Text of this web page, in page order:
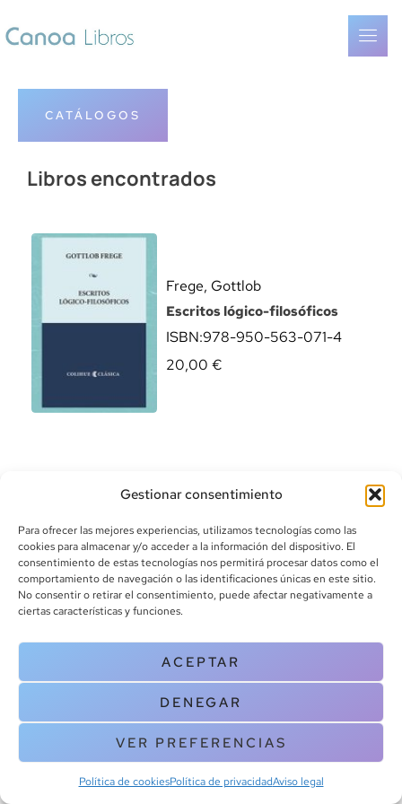
Gestionar consentimiento
Para ofrecer las mejores experiencias, utilizamos tecnologías como las
cookies para almacenar y/o acceder a la información del dispositivo. El
consentimiento de estas tecnologías nos permitirá procesar datos como el
comportamiento de navegación o las identificaciones únicas en este sitio.
No consentir o retirar el consentimiento, puede afectar negativamente a
ciertas características y funciones.
ACEPTAR
DENEGAR
VER PREFERENCIAS
Política de cookiesPolítica de privacidadAviso legal
CATÁLOGOS
Libros encontrados
Frege, Gottlob
Escritos lógico-filosóficos
ISBN:978-950-563-071-4
20,00 €
info@canoalibros.com
pedidos@canoalibros.com
+34 934 242 391
CONTACTO
Copyright © 2025 Canoa Libros. All Rights Reserved |
cookies
| Aviso legal